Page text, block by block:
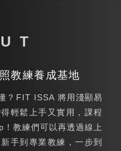
T
教練養成基地
？FIT ISSA 將用淺顯易
輕鬆上手又實用，課程
教練們可以再透過線上
手到專業教練，一步到